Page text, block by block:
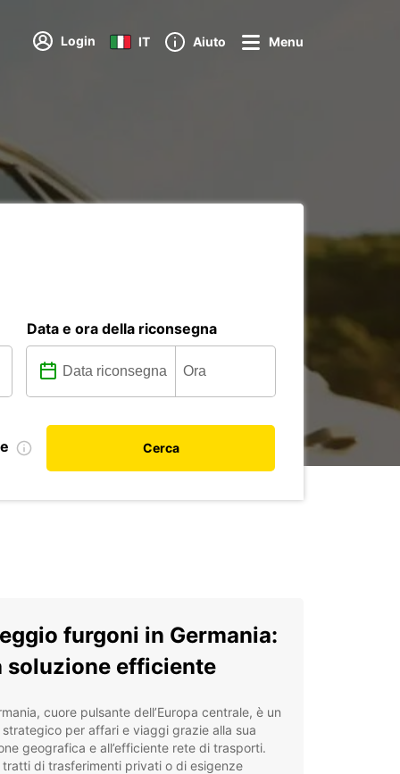
Login IT Aiuto Menu
Data e ora della riconsegna
Cerca
furgoni in Germania:
soluzione efficiente
cuore pulsante dell’Europa centrale, è un
strategico per affari e viaggi grazie alla sua
geografica e all’efficiente rete di trasporti.
tratti di trasferimenti privati o di esigenze